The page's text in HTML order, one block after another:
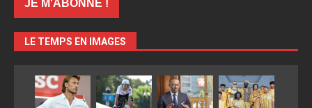
LE TEMPS EN IMAGES